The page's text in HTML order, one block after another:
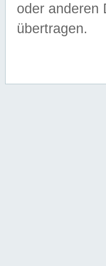
oder anderen
übertragen.